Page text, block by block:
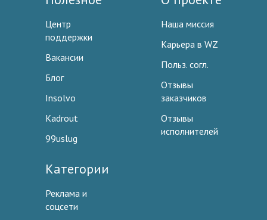
Центр
поддержки
Вакансии
Блог
Insolvo
Kadrout
99uslug
Наша миссия
Карьера в WZ
Польз. согл.
Отзывы
заказчиков
Отзывы
исполнителей
Категории
Реклама и
соцсети